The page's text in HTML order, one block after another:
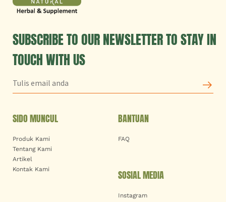
SUBSCRIBE TO OUR NEWSLETTER TO STAY IN
TOUCH WITH US
SIDO MUNCUL
Produk Kami
Tentang Kami
Artikel
Kontak Kami
BANTUAN
FAQ
SOSIAL MEDIA
Instagram